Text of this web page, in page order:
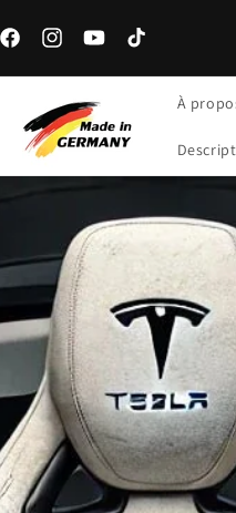
FacebookInstagramYouTube
Tik
Tok
À